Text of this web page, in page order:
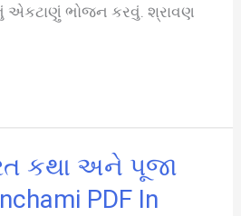
એકટાણું ભોજન કરવું. શ્રાવણ
કથા અને પૂજા
PDF In